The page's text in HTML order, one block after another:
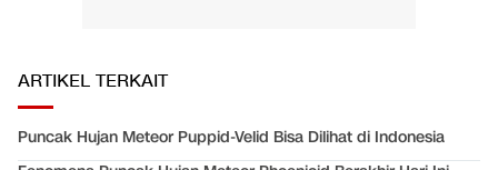
ARTIKEL TERKAIT
Puncak Hujan Meteor Puppid-Velid Bisa Dilihat di Indonesia